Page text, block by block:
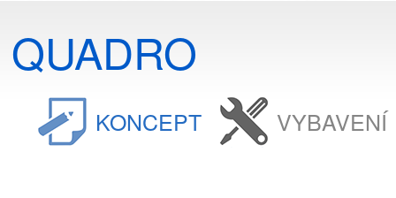
QUADRO
KONCEPT VYBAVENÍ